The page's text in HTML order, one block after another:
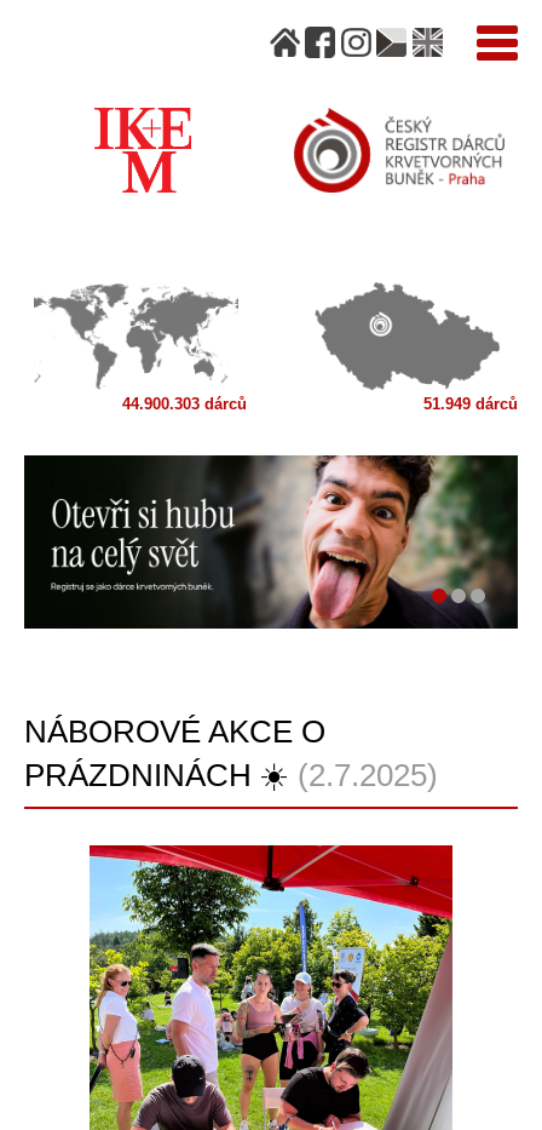
44.900.303 dárců 51.949 dárců
NÁBOROVÉ AKCE O
PRÁZDNINÁCH ☀️ (2.7.2025)